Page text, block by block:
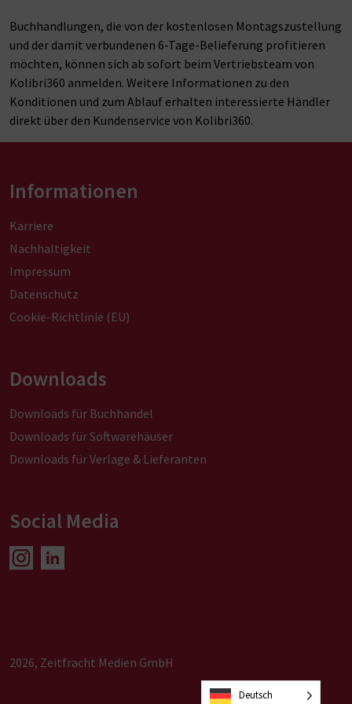
Buchhandlungen, die von der kostenlosen Montagszustellung
und der damit verbundenen 6-Tage-Belieferung profitieren
möchten, können sich ab sofort beim Vertriebsteam von
Kolibri360 anmelden. Weitere Informationen zu den
Konditionen und zum Ablauf erhalten interessierte Händler
direkt über den Kundenservice von Kolibri360.
Informationen
Karriere
Nachhaltigkeit
Impressum
Datenschutz
Cookie-Richtlinie (EU)
Downloads
Downloads für Buchhandel
Downloads für Softwarehäuser
Downloads für Verlage & Lieferanten
Social Media
2026, Zeitfracht Medien GmbH
Deutsch